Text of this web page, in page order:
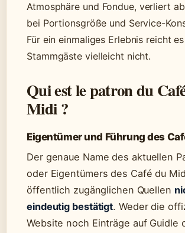
Atmosphäre und Fondue, verliert
bei Portionsgröße und Service-
Für ein einmaliges Erlebnis reicht
Stammgäste vielleicht nicht.
Qui est le patron du
Midi ?
Eigentümer und Führung des
Der genaue Name des aktuellen
oder Eigentümers des Café du
öffentlich zugänglichen Quellen
eindeutig bestätigt. Weder die
Website noch Einträge auf Guidle